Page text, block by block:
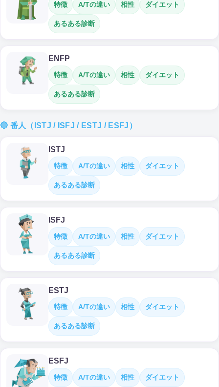
特徴 A/Tの違い 相性 ダイエット
あるある診断
ENFP
特徴 A/Tの違い 相性 ダイエット
あるある診断
🔵 番人（ISTJ / ISFJ / ESTJ / ESFJ）
ISTJ
特徴 A/Tの違い 相性 ダイエット
あるある診断
ISFJ
特徴 A/Tの違い 相性 ダイエット
あるある診断
ESTJ
特徴 A/Tの違い 相性 ダイエット
あるある診断
ESFJ
特徴 A/Tの違い 相性 ダイエット